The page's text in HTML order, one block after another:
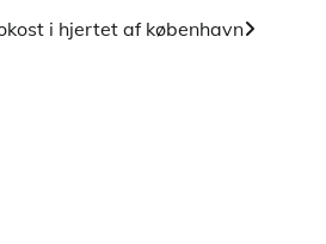
i hjertet af københavn